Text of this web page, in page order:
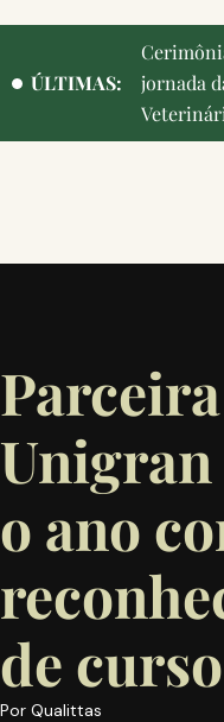
ÚLTIMAS:
jornada
Qualittas,
ganham
Parceira
Unigran
o ano
de
Por Qualittas